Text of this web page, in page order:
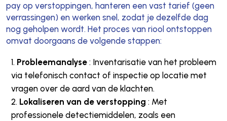
pay op verstoppingen, hanteren een vast tarief (geen
verrassingen) en werken snel, zodat je dezelfde dag
nog geholpen wordt. Het proces van riool ontstoppen
omvat doorgaans de volgende stappen:
Probleemanalyse: Inventarisatie van het probleem
via telefonisch contact of inspectie op locatie met
vragen over de aard van de klachten.
Lokaliseren van de verstopping : Met
professionele detectiemiddelen, zoals een